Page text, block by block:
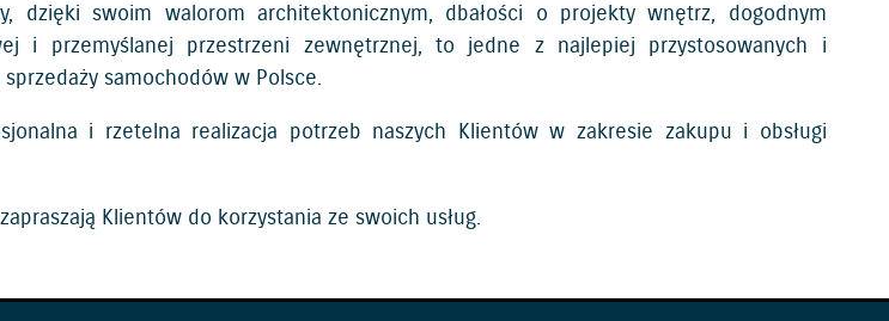
dzięki swoim walorom architektonicznym, dbałości o projekty wnętrz, dogodnym
i przemyślanej przestrzeni zewnętrznej, to jedne z najlepiej przystosowanych i
samochodów w Polsce.
i rzetelna realizacja potrzeb naszych Klientów w zakresie zakupu i obsługi
Klientów do korzystania ze swoich usług.